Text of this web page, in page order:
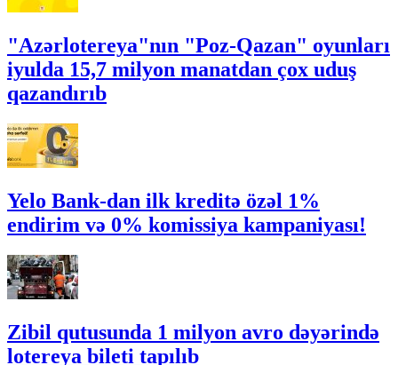
"Azərlotereya"nın "Poz-Qazan" oyunları
iyulda 15,7 milyon manatdan çox uduş
qazandırıb
Yelo Bank-dan ilk kreditə özəl 1%
endirim və 0% komissiya kampaniyası!
Zibil qutusunda 1 milyon avro dəyərində
lotereya bileti tapılıb